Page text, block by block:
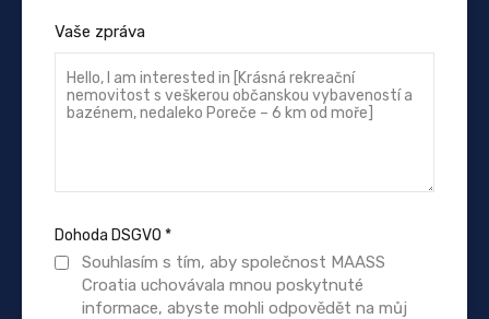
Vaše zpráva
Dohoda DSGVO *
Souhlasím s tím, aby společnost MAASS
Croatia uchovávala mnou poskytnuté
informace, abyste mohli odpovědět na můj